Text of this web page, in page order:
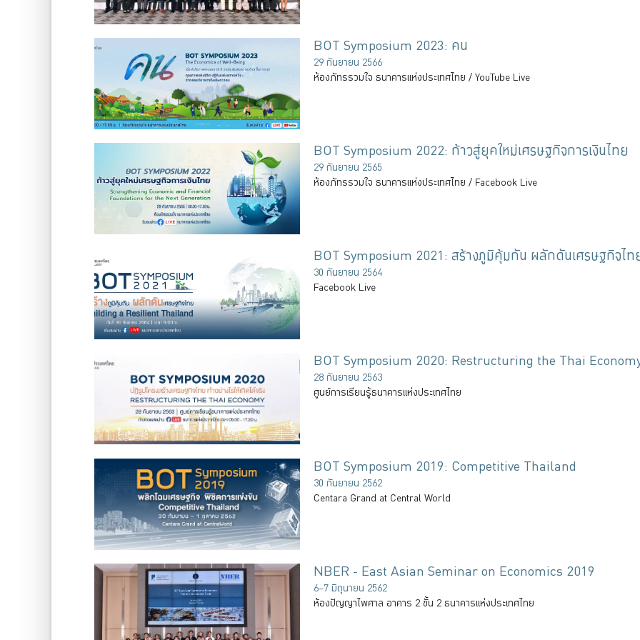
BOT Symposium 2023: คน
29 กันยายน 2566
ห้องภัทรรวมใจ ธนาคารแห่งประเทศไทย / YouTube Live
BOT Symposium 2022: ก้าวสู่ยุคใหม่เศรษฐกิจการเงินไทย
29 กันยายน 2565
ห้องภัทรรวมใจ ธนาคารแห่งประเทศไทย / Facebook Live
BOT Symposium 2021: สร้างภูมิคุ้มกัน ผลักดันเศรษฐกิจไท
30 กันยายน 2564
Facebook Live
BOT Symposium 2020: Restructuring the Thai
28 กันยายน 2563
ศูนย์การเรียนรู้ธนาคารแห่งประเทศไทย
BOT Symposium 2019: Competitive Thailand
30 กันยายน 2562
Centara Grand at Central World
NBER - East Asian Seminar on Economics 2019
6–7 มิถุนายน 2562
ห้องปัญญาไพศาล อาคาร 2 ชั้น 2 ธนาคารแห่งประเทศไทย